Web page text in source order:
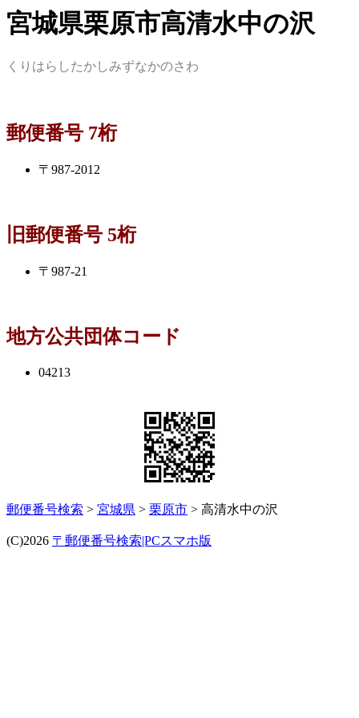
宮城県栗原市高清水中の沢
くりはらしたかしみずなかのさわ
郵便番号 7桁
〒987-2012
旧郵便番号 5桁
〒987-21
地方公共団体コード
04213
郵便番号検索 > 宮城県 > 栗原市 > 高清水中の沢
(C)2026 〒郵便番号検索|PCスマホ版